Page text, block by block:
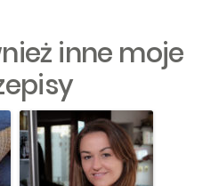
inne moje